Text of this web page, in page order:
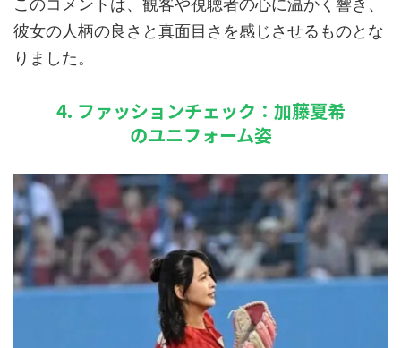
このコメントは、観客や視聴者の心に温かく響き、
彼女の人柄の良さと真面目さを感じさせるものとな
りました。
4. ファッションチェック：加藤夏希
のユニフォーム姿